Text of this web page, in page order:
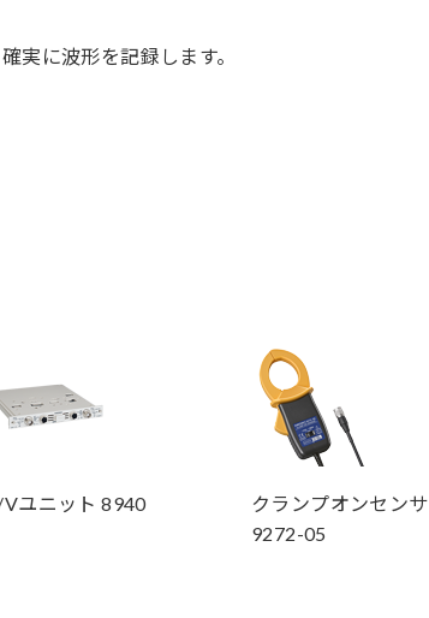
実に波形を記録します。
Vユニット 8940
クランプオンセンサ
9272-05